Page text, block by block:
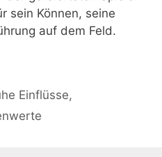
sein Können, seine
auf dem Feld.
Einflüsse,